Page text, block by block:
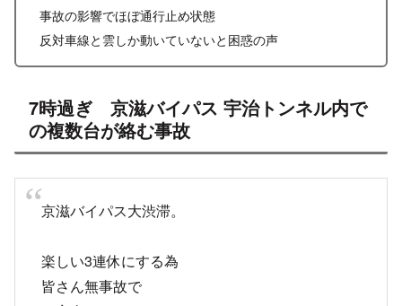
事故の影響でほぼ通行止め状態
反対車線と雲しか動いていないと困惑の声
7時過ぎ 京滋バイパス 宇治トンネル内で
の複数台が絡む事故
京滋バイパス大渋滞。
楽しい3連休にする為
皆さん無事故で